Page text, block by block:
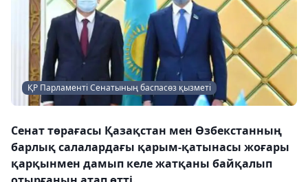
ҚР Парламенті Сенатының баспасөз қызметі
Сенат төрағасы Қазақстан мен Өзбекстанның
барлық салалардағы қарым-қатынасы жоғары
қарқынмен дамып келе жатқаны байқалып